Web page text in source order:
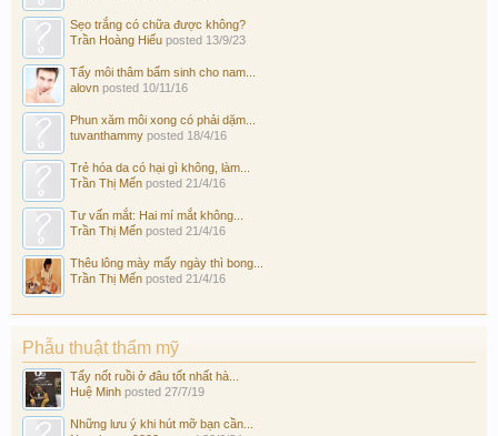
Sẹo trắng có chữa được không?
Trần Hoàng Hiếu posted 13/9/23
Tẩy môi thâm bẩm sinh cho nam...
alovn posted 10/11/16
Phun xăm môi xong có phải dặm...
tuvanthammy posted 18/4/16
Trẻ hóa da có hại gì không, làm...
Trần Thị Mến posted 21/4/16
Tư vấn mắt: Hai mí mắt không...
Trần Thị Mến posted 21/4/16
Thêu lông mày mấy ngày thì bong...
Trần Thị Mến posted 21/4/16
Phẫu thuật thẩm mỹ
Tẩy nốt ruồi ở đâu tốt nhất hà...
Huệ Minh posted 27/7/19
Những lưu ý khi hút mỡ bạn cần...